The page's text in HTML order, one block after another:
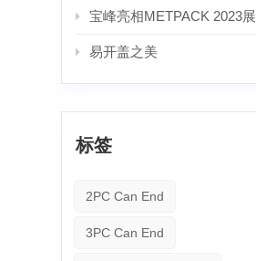
宝峰亮相METPACK 2023展会。
易开盖之美
标签
2PC Can End
3PC Can End